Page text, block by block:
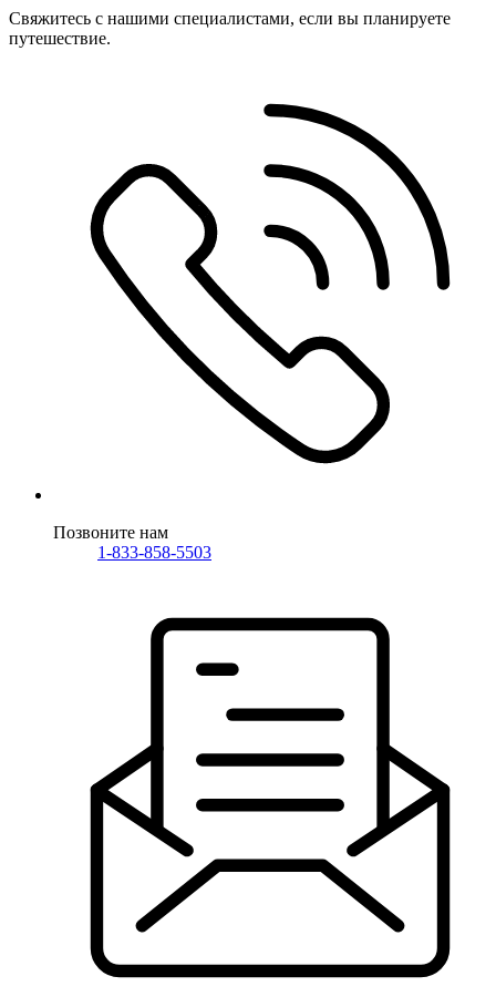
Свяжитесь с нашими специалистами, если вы планируете
путешествие.
Позвоните нам
1-833-858-5503